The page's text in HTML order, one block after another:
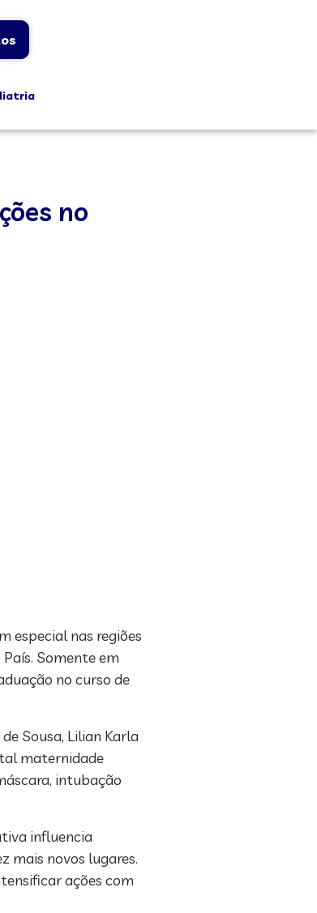
no
especial nas regiões
Somente em
no curso de
Sousa, Lilian Karla
maternidade
intubação
influencia
mais novos lugares.
ações com